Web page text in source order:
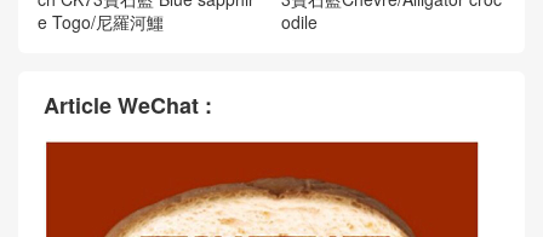
大象灰 etoupe
Hermes Birkin Bag 25cm Tou
ch CK73寶石藍 Blue sapphir
e Togo/尼羅河鱷
Hermes Touch Birkin 25 CK7
3寶石藍Chevre/Alligator croc
odile